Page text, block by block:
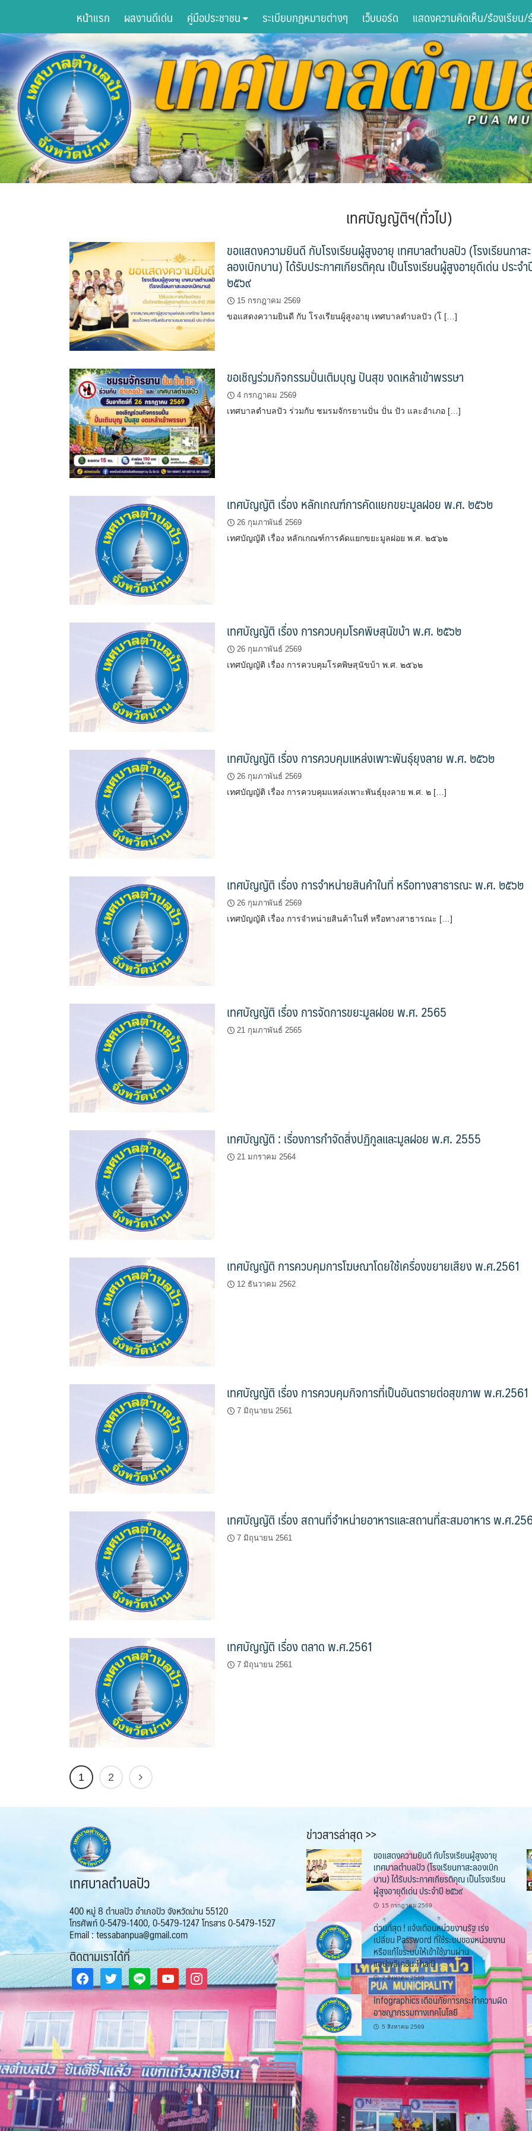
content
หน้าแรก ผลงานดีเด่น คู่มือประชาชน ระเบียบกฏหมายต่างๆ เว็บบอร์ด แสดงความคิดเห็น/ร้องเรียน
เทศบัญญัติฯ(ทั่วไป)
ขอแสดงความยินดี กับโรงเรียนผู้สูงอายุ เทศบาลตำบลปัว (โรงเรียนกาสะ
ลองเบิกบาน) ได้รับประกาศเกียรติคุณ เป็นโรงเรียนผู้สูงอายุดีเด่น ประจ
๒๕๖๙
15 กรกฎาคม 2569
ขอแสดงความยินดี กับ โรงเรียนผู้สูงอายุ เทศบาลตำบลปัว (โ […]
ขอเชิญร่วมกิจกรรมปั่นเติมบุญ ปันสุข งดเหล้าเข้าพรรษา
4 กรกฎาคม 2569
เทศบาลตำบลปัว ร่วมกับ ชมรมจักรยานปั่น ปั่น ปัว และอำเภอ […]
เทศบัญญัติ เรื่อง หลักเกณฑ์การคัดแยกขยะมูลฝอย พ.ศ. ๒๕๖๒
26 กุมภาพันธ์ 2569
เทศบัญญัติ เรื่อง หลักเกณฑ์การคัดแยกขยะมูลฝอย พ.ศ. ๒๕๖๒
เทศบัญญัติ เรื่อง การควบคุมโรคพิษสุนัขบ้า พ.ศ. ๒๕๖๒
26 กุมภาพันธ์ 2569
เทศบัญญัติ เรื่อง การควบคุมโรคพิษสุนัขบ้า พ.ศ. ๒๕๖๒
เทศบัญญัติ เรื่อง การควบคุมแหล่งเพาะพันธุ์ยุงลาย พ.ศ. ๒๕๖๒
26 กุมภาพันธ์ 2569
เทศบัญญัติ เรื่อง การควบคุมแหล่งเพาะพันธุ์ยุงลาย พ.ศ. ๒ […]
เทศบัญญัติ เรื่อง การจำหน่ายสินค้าในที่ หรือทางสาธารณะ พ.ศ. ๒๕๖๒
26 กุมภาพันธ์ 2569
เทศบัญญัติ เรื่อง การจำหน่ายสินค้าในที่ หรือทางสาธารณะ […]
เทศบัญญัติ เรื่อง การจัดการขยะมูลฝอย พ.ศ. 2565
21 กุมภาพันธ์ 2565
เทศบัญญัติ : เรื่องการกำจัดสิ่งปฏิกูลและมูลฝอย พ.ศ. 2555
21 มกราคม 2564
เทศบัญญัติ การควบคุมการโฆษณาโดยใช้เครื่องขยายเสียง พ.ศ.2561
12 ธันวาคม 2562
เทศบัญญัติ เรื่อง การควบคุมกิจการที่เป็นอันตรายต่อสุขภาพ พ.ศ.2561
7 มิถุนายน 2561
เทศบัญญัติ เรื่อง สถานที่จำหน่ายอาหารและสถานที่สะสมอาหาร พ.ศ
7 มิถุนายน 2561
เทศบัญญัติ เรื่อง ตลาด พ.ศ.2561
7 มิถุนายน 2561
1 2
เทศบาลตำบลปัว
400 หมู่ 8 ตำบลปัว อำเภอปัว จังหวัดน่าน 55120
โทรศัพท์ 0-5479-1400, 0-5479-1247 โทรสาร 0-5479-1527
Email : tessabanpua@gmail.com
ติดตามเราได้ที่
facebooktwitter line youtubeinstagram
ข่าวสารล่าสุด >>
ขอแสดงความยินดี กับโรงเรียนผู้สูงอายุ
เทศบาลตำบลปัว (โรงเรียนกาสะลองเบิก
บาน) ได้รับประกาศเกียรติคุณ เป็นโรงเรียน
ผู้สูงอายุดีเด่น ประจำปี ๒๕๖๙
15 กรกฎาคม 2569
ด่วนที่สุด ! แจ้งเตือนหน่วยงานรัฐ เร่ง
เปลี่ยน Password ที่ใช้ระบบของหน่วยงาน
หรือแก้ไขระบบให้เข้าใช้งานผ่าน
แอปพลิเคชัน ThaiD
7 สิงหาคม 2569
Infographics เตือนภัยการกระทำความผิด
อาชญากรรมทางเทคโนโลยี
5 สิงหาคม 2569